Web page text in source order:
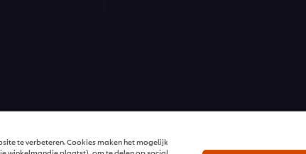
te verbeteren. Cookies maken het mogelijk
winkelmandje plaatst), om te delen op social